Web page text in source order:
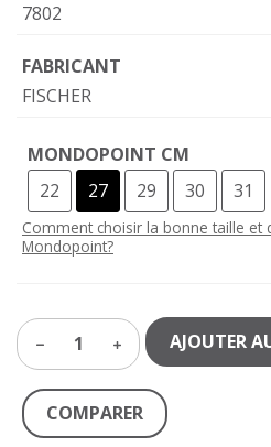
7802
FABRICANT
FISCHER
MONDOPOINT CM
22
27 29 30 31
Comment choisir la bonne taille et
Mondopoint?
1 AJOUTER
COMPARER